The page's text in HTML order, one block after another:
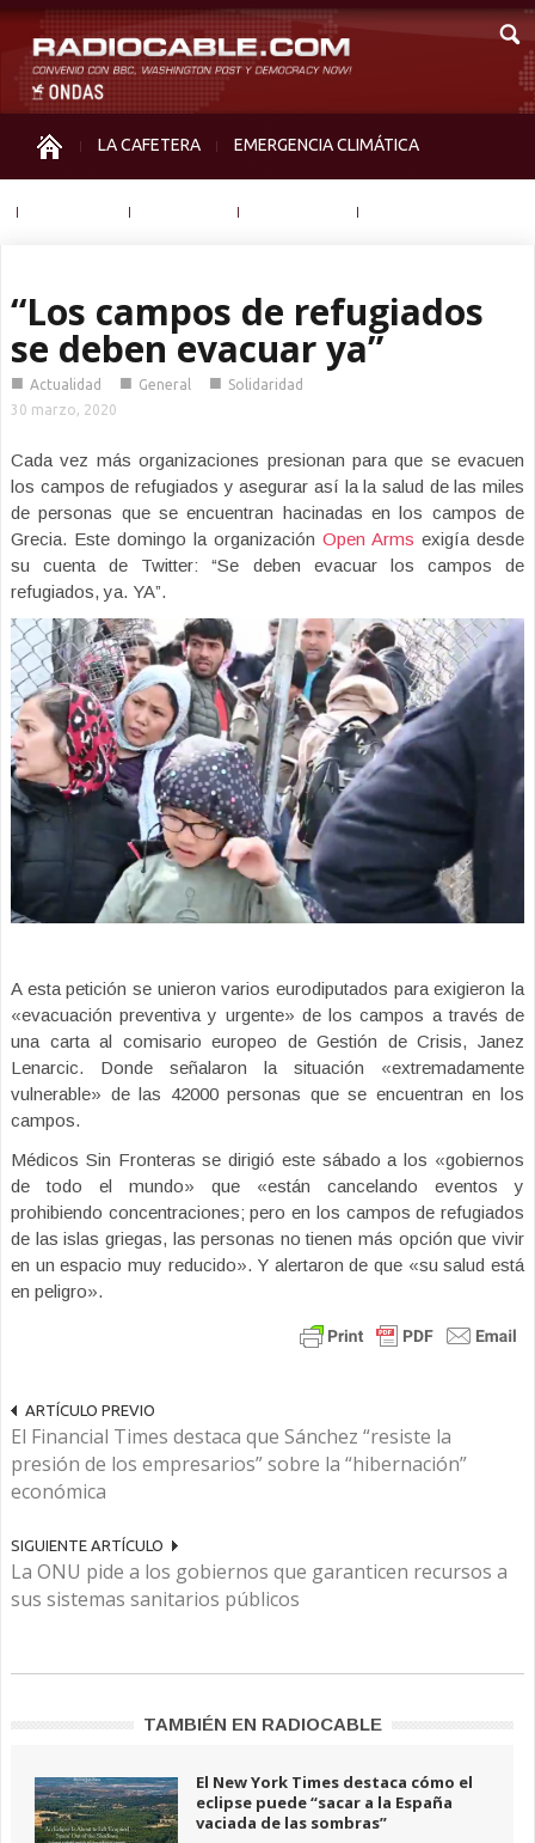
LA CAFETERA EMERGENCIA CLIMÁTICA
“Los campos de refugiados
se deben evacuar ya”
■ Actualidad ■ General ■ Solidaridad
30 marzo, 2020
Cada vez más organizaciones presionan para que se evacuen
los campos de refugiados y asegurar así la la salud de las miles
de personas que se encuentran hacinadas en los campos de
Grecia. Este domingo la organización Open Arms exigía desde
su cuenta de Twitter: “Se deben evacuar los campos de
refugiados, ya. YA”.
A esta petición se unieron varios eurodiputados para exigieron la
«evacuación preventiva y urgente» de los campos a través de
una carta al comisario europeo de Gestión de Crisis, Janez
Lenarcic. Donde señalaron la situación «extremadamente
vulnerable» de las 42000 personas que se encuentran en los
campos.
Médicos Sin Fronteras se dirigió este sábado a los «gobiernos
de todo el mundo» que «están cancelando eventos y
prohibiendo concentraciones; pero en los campos de refugiados
de las islas griegas, las personas no tienen más opción que vivir
en un espacio muy reducido». Y alertaron de que «su salud está
en peligro».
ARTÍCULO PREVIO
El Financial Times destaca que Sánchez “resiste la
presión de los empresarios” sobre la “hibernación”
económica
SIGUIENTE ARTÍCULO
La ONU pide a los gobiernos que garanticen recursos a
sus sistemas sanitarios públicos
TAMBIÉN EN RADIOCABLE
El New York Times destaca cómo el
eclipse puede “sacar a la España
vaciada de las sombras”